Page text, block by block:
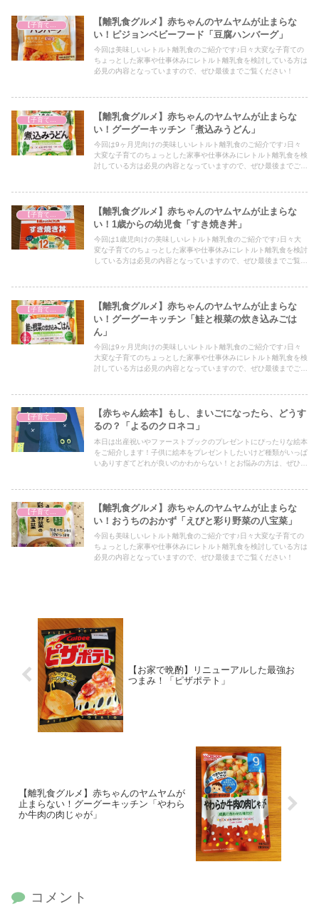
【離乳食グルメ】赤ちゃんのヤムヤムが止まらな
い！ピジョンベビーフード「豆腐ハンバーグ」
今回は美味しいレトルト離乳食のご紹介です♪日々大変な子育ての
ちょっとした家事や仕事休みにレトルト離乳食を検討している方は
必見の内容となっていますので、ぜひ最後までご覧ください！
【離乳食グルメ】赤ちゃんのヤムヤムが止まらな
い！グーグーキッチン「煮込みうどん」
今回は9ヶ月児向けの美味しいレトルト離乳食のご紹介です♪日々
大変な子育てのちょっとした家事や仕事休みにレトルト離乳食を検
討している方は必見の内容となっていますので、ぜひ最後までご覧
【離乳食グルメ】赤ちゃんのヤムヤムが止まらな
い！1歳からの幼児食「すき焼き丼」
今回は1歳児向けの美味しいレトルト離乳食のご紹介です♪日々大
変な子育てのちょっとした家事や仕事休みにレトルト離乳食を検討
している方は必見の内容となっていますので、ぜひ最後までご覧く
【離乳食グルメ】赤ちゃんのヤムヤムが止まらな
い！グーグーキッチン「鮭と根菜の炊き込みごは
ん」
今回は9ヶ月児向けの美味しいレトルト離乳食のご紹介です♪日々
大変な子育てのちょっとした家事や仕事休みにレトルト離乳食を検
討している方は必見の内容となっていますので、ぜひ最後までご覧
【赤ちゃん絵本】もし、まいごになったら、どうす
るの？「よるのクロネコ」
本日は出産祝いやファーストブックのプレゼントにぴったりな絵本
をご紹介します！子供に絵本をプレゼントしたいけど種類がいっぱ
いありすぎてどれが良いのかわからない！とお悩みの方は、ぜひア
【離乳食グルメ】赤ちゃんのヤムヤムが止まらな
い！おうちのおかず「えびと彩り野菜の八宝菜」
今回も美味しいレトルト離乳食のご紹介です♪日々大変な子育ての
ちょっとした家事や仕事休みにレトルト離乳食を検討している方は
必見の内容となっていますので、ぜひ最後までご覧ください！
【お家で晩酌】リニューアルした最強お
つまみ！「ピザポテト」
【離乳食グルメ】赤ちゃんのヤムヤムが
止まらない！グーグーキッチン「やわら
か牛肉の肉じゃが」
コメント